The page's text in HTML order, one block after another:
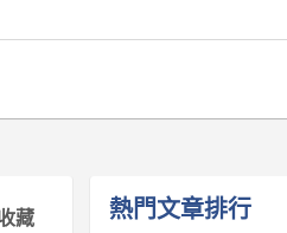
藏 熱門文章排行